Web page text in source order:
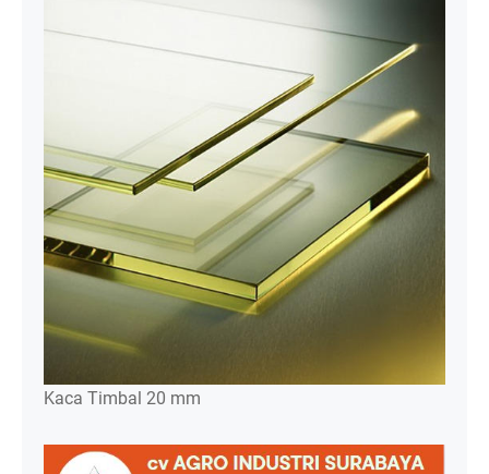
Kaca Timbal 20 mm